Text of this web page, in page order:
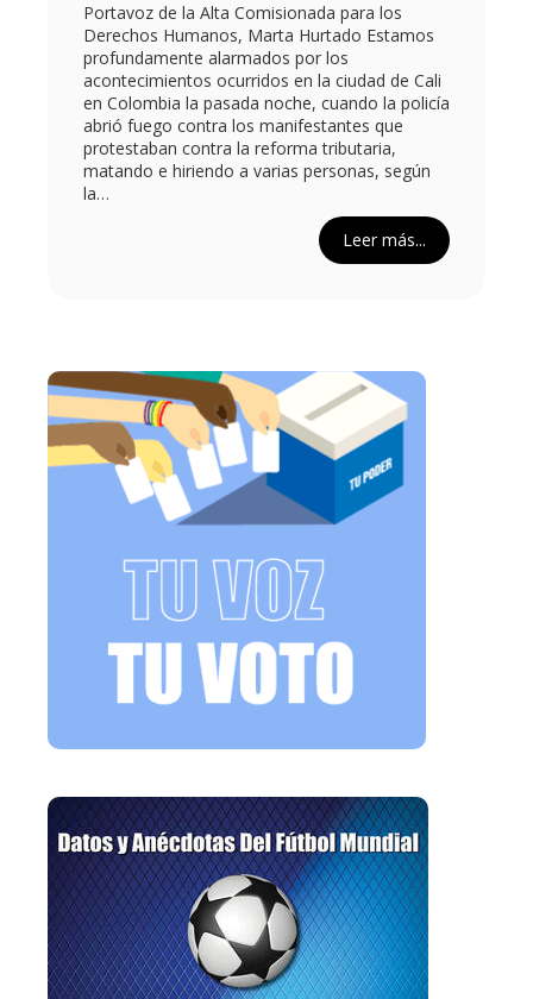
Portavoz de la Alta Comisionada para los
Derechos Humanos, Marta Hurtado Estamos
profundamente alarmados por los
acontecimientos ocurridos en la ciudad de Cali
en Colombia la pasada noche, cuando la policía
abrió fuego contra los manifestantes que
protestaban contra la reforma tributaria,
matando e hiriendo a varias personas, según
la…
Leer más...